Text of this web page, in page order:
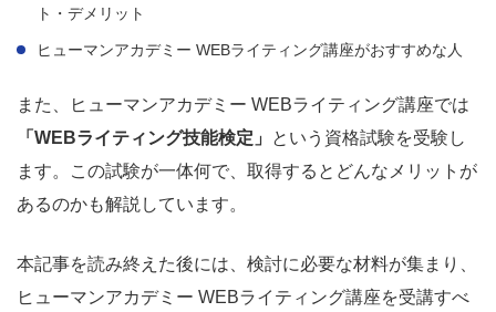
ト・デメリット
ヒューマンアカデミー WEBライティング講座がおすすめな人
また、ヒューマンアカデミー WEBライティング講座では
「WEBライティング技能検定」
という資格試験を受験し
ます。この試験が一体何で、取得するとどんなメリットが
あるのかも解説しています。
本記事を読み終えた後には、検討に必要な材料が集まり、
ヒューマンアカデミー WEBライティング講座を受講すべ